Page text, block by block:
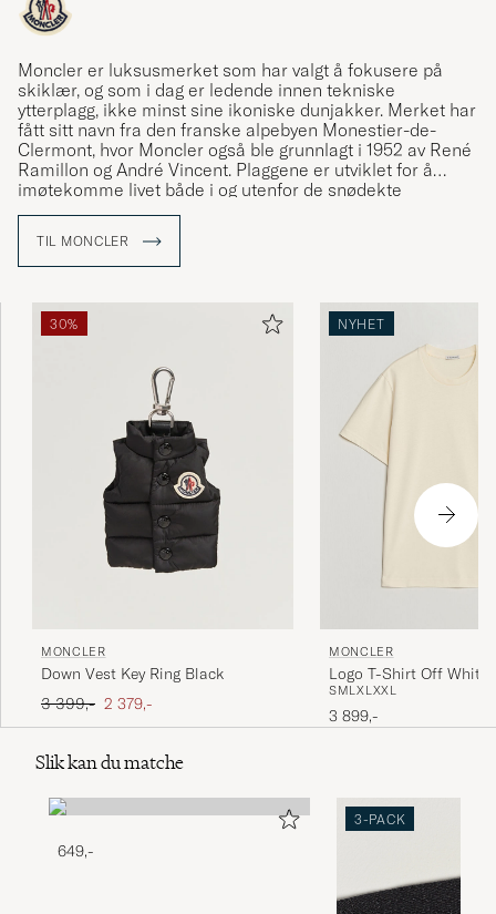
Moncler er luksusmerket som har valgt å fokusere på
skiklær, og som i dag er ledende innen tekniske
ytterplagg, ikke minst sine ikoniske dunjakker. Merket har
fått sitt navn fra den franske alpebyen Monestier-de-
Clermont, hvor Moncler også ble grunnlagt i 1952 av René
Ramillon og André Vincent. Plaggene er utviklet for å
imøtekomme livet både i og utenfor de snødekte
bakkene, og appellerer til både vintersportentusiaster og
av Moncler og tilbyr et nøye utvalgt sortiment av merkets
ikoniske plagg.
TIL MONCLER
30%
MONCLER
Down Vest Key Ring Black
Ordinær pris
3 399,- Nedsatt pris
2 379,-
NYHET
MONCLER
Logo T-Shirt Off White
SMLXLXXL
3 899,-
Slik kan du matche
649,-
3-PACK